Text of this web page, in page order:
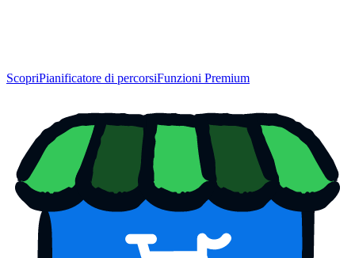
ScopriPianificatore di percorsiFunzioni Premium